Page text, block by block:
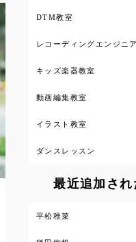
DTM教室
レコーディングエンジニ
キッズ楽器教室
動画編集教室
イラスト教室
ダンスレッスン
最近追加され
平松稚菜